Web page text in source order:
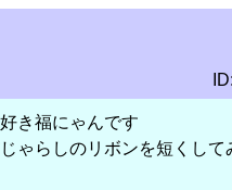
き福にゃんです
ゃらしのリボンを短くして